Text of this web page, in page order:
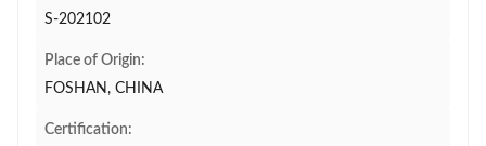
S-202102
Place of Origin:
FOSHAN, CHINA
Certification: